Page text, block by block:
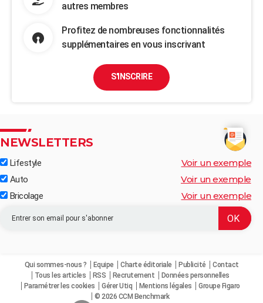
autres membres
Profitez de nombreuses fonctionnalités
supplémentaires en vous inscrivant
S'INSCRIRE
NEWSLETTERS
Lifestyle Voir un exemple
Auto Voir un exemple
Bricolage Voir un exemple
Qui sommes-nous ? Equipe Charte éditoriale Publicité
Contact
Tous les articles
RSS Recrutement
Données personnelles
Paramétrer les cookies
Gérer Utiq Mentions légales
Groupe Figaro
© 2026 CCM Benchmark